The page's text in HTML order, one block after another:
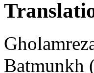
Batmunkh